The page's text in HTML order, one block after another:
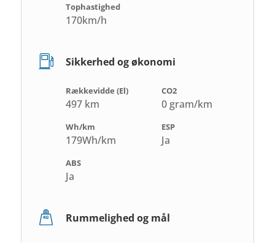
Tophastighed
170km/h
Sikkerhed og økonomi
Rækkevidde (El)
497 km
CO2
0 gram/km
Wh/km
179Wh/km
ESP
Ja
ABS
Ja
Rummelighed og mål